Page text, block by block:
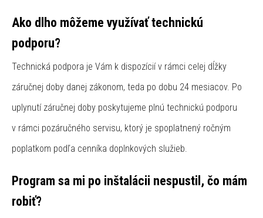
Ako dlho môžeme využívať technickú
podporu?
Technická podpora je Vám k dispozícií v rámci celej dĺžky
záručnej doby danej zákonom, teda po dobu 24 mesiacov. Po
uplynutí záručnej doby poskytujeme plnú technickú podporu
v rámci pozáručného servisu, ktorý je spoplatnený ročným
poplatkom podľa cenníka doplnkových služieb.
Program sa mi po inštalácii nespustil, čo mám
robiť?